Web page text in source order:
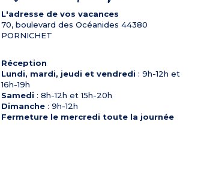
L'adresse de vos vacances
70, boulevard des Océanides 44380
PORNICHET
Réception
Lundi, mardi, jeudi et vendredi : 9h-12h et
16h-19h
Samedi : 8h-12h et 15h-20h
Dimanche: 9h-12h
Fermeture le mercredi toute la journée